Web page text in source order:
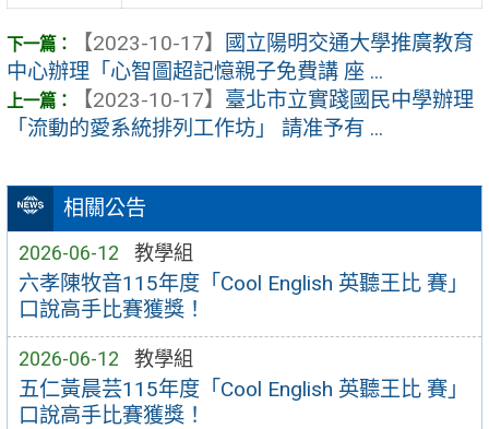
相關公告
2026-06-12 教學組
六孝陳牧音115年度「Cool English 英聽王比 賽」
口說高手比賽獲獎！
2026-06-12 教學組
五仁黃晨芸115年度「Cool English 英聽王比 賽」
口說高手比賽獲獎！
【2023-10-17】
國立陽明交通大學推廣教育
中心辦理「心智圖超記憶親子免費講 座 ...
【2023-10-17】 臺北市立實踐國民中學辦理
「流動的愛系統排列工作坊」 請准予有 ...